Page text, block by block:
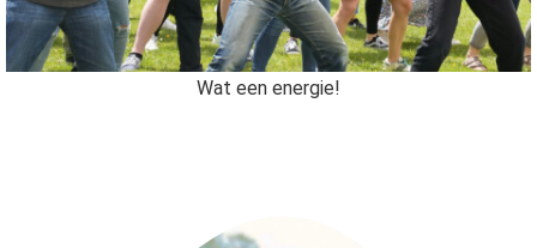
Wat een energie!